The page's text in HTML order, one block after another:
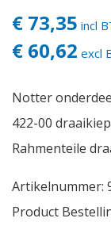
€ 73,35 incl
€ 60,62 excl
Notter
422-00
Rahmenteile
Artikelnummer:
Product